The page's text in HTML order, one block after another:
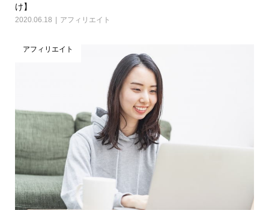
け】
2020.06.18 アフィリエイト
アフィリエイト